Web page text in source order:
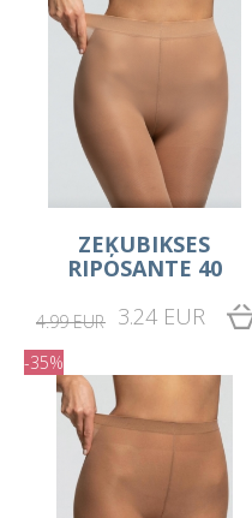
ZEĶUBIKSES
RIPOSANTE 40
4.99 EUR 3.24 EUR
-35%